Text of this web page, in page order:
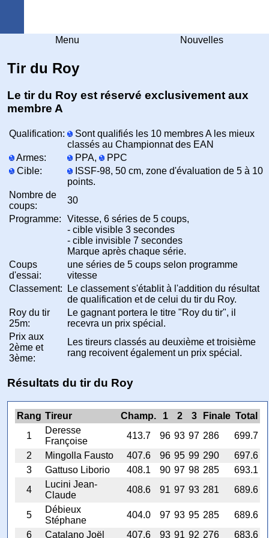
Menu Nouvelles
Tir du Roy
Le tir du Roy est réservé exclusivement aux
membre A
Qualification:
Sont qualifiés les 10 membres A les mieux
classés au Championnat des EAN
Armes:
PPA,
PPC
Cible:
ISSF-98, 50 cm, zone d'évaluation de 5 à 10
points.
Nombre de
coups:
30
Programme:
Vitesse, 6 séries de 5 coups,
- cible visible 3 secondes
- cible invisible 7 secondes
Marque après chaque série.
Coups
d'essai:
une séries de 5 coups selon programme
vitesse
Classement:
Le classement s'établit à l'addition du résultat
de qualification et de celui du tir du Roy.
Roy du tir
25m:
Le gagnant portera le titre "Roy du tir", il
recevra un prix spécial.
Prix aux
2ème et
3ème:
Les tireurs classés au deuxième et troisième
rang recoivent également un prix spécial.
Résultats du tir du Roy
Rang Tireur Champ. 1 2 3 Finale Total
1
Deresse
Françoise
413.7 96 93 97 286
699.7
2
Mingolla Fausto 407.6 96 95 99 290
697.6
3
Gattuso Liborio 408.1 90 97 98 285
693.1
4
Lucini Jean-
Claude
408.6 91 97 93 281 689.6
5
Débieux
Stéphane
404.0 97 93 95 285
689.6
6
Catalano Joël 407.6 93 91 92 276 683.6